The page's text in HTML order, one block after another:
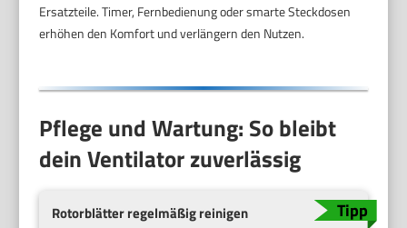
Ersatzteile. Timer, Fernbedienung oder smarte Steckdosen
erhöhen den Komfort und verlängern den Nutzen.
Pflege und Wartung: So bleibt
dein Ventilator zuverlässig
Rotorblätter regelmäßig reinigen